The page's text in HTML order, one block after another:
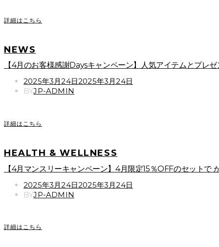
詳細はこちら
NEWS
【4月のお客様感謝Daysキャンペーン】人気アイテムとプレ
POSTED
ON
2025年3月24日2025年3月24日
BYJP-ADMIN
詳細はこちら
HEALTH & WELLNESS
【4月マンスリーキャンペーン】4月限定15％OFFのセットで
POSTED
ON
2025年3月24日2025年3月24日
BYJP-ADMIN
詳細はこちら